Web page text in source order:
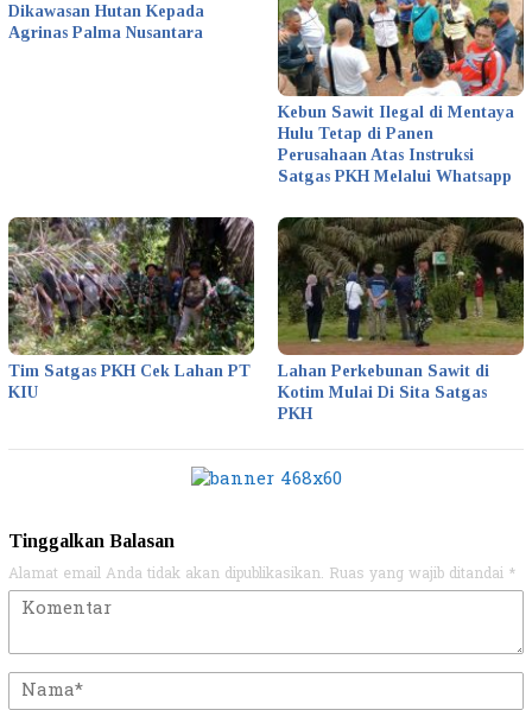
Dikawasan Hutan Kepada
Agrinas Palma Nusantara
Kebun Sawit Ilegal di Mentaya
Hulu Tetap di Panen
Perusahaan Atas Instruksi
Satgas PKH Melalui Whatsapp
Tim Satgas PKH Cek Lahan PT
KIU
Lahan Perkebunan Sawit di
Kotim Mulai Di Sita Satgas
PKH
Tinggalkan Balasan
Alamat email Anda tidak akan dipublikasikan. Ruas yang wajib ditandai *